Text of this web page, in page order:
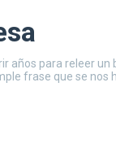
años para releer un
frase que se